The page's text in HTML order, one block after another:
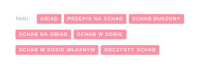
TAGI: OBIAD PRZEPIS NA SCHAB SCHAB DUSZONY
SCHAB NA OBIAD SCHAB W SOSIE
SCHAB W SOSIE WŁASNYM SOCZYSTY SCHAB